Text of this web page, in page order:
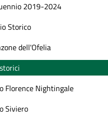
2019-2024
Storico
dell'Ofelia
Florence Nightingale
Siviero